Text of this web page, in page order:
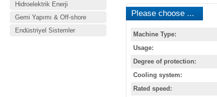
Hidroelektrik Enerji
Gemi Yapımı & Off-shore
Endüstriyel Sistemler
Please choose ...
Machine Type:
Usage:
Degree of protection:
Cooling system:
Rated speed: